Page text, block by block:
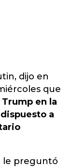
dijo en
que
en la
a
le preguntó